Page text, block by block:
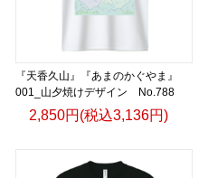
『天香久山』『あまのかぐやま』
001_山夕焼けデザイン No.788
2,850円(税込3,136円)